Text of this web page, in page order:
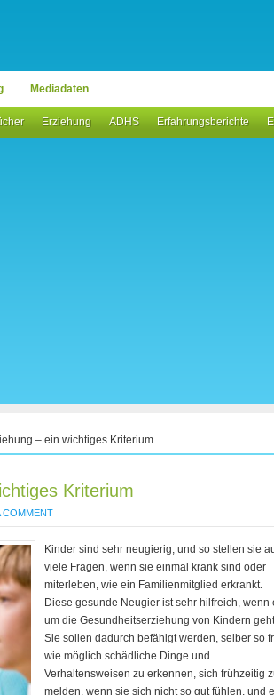
Mediadaten
Erziehung ADHS Erfahrungsberichte
– ein wichtiges Kriterium
Kriterium
COMMENT
Kinder sind sehr neugierig, und so stellen sie
viele Fragen, wenn sie einmal krank sind oder
miterleben, wie ein Familienmitglied erkrankt.
Diese gesunde Neugier ist sehr hilfreich, wenn
um die Gesundheitserziehung von Kindern
Sie sollen dadurch befähigt werden, selber so
wie möglich schädliche Dinge und
Verhaltensweisen zu erkennen, sich frühzeitig
melden, wenn sie sich nicht so gut fühlen, und